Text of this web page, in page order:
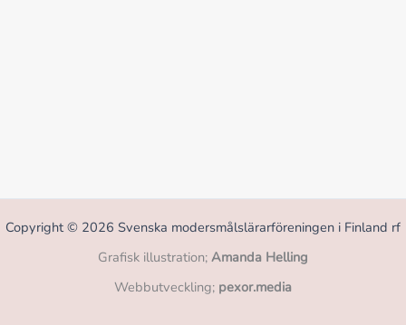
Copyright © 2026 Svenska modersmålslärarföreningen i Finland rf
Grafisk illustration; Amanda Helling
Webbutveckling; pexor.media